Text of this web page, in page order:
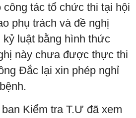
công tác tổ chức thi tại hội
phụ trách và đề nghị
kỷ luật bằng hình thức
này chưa được thực thi
Đắc lại xin phép nghỉ
Kiểm tra T.Ư đã xem